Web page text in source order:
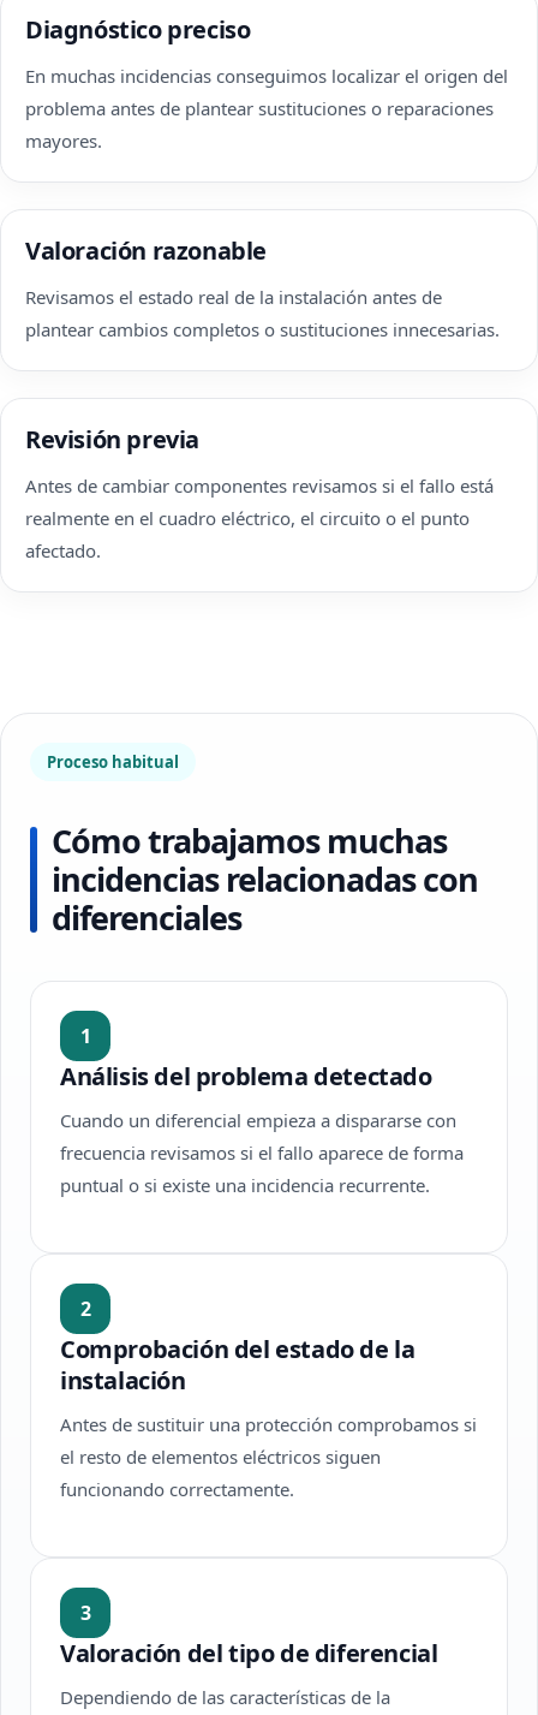
Diagnóstico preciso
En muchas incidencias conseguimos localizar el origen del
problema antes de plantear sustituciones o reparaciones
mayores.
Valoración razonable
Revisamos el estado real de la instalación antes de
plantear cambios completos o sustituciones innecesarias.
Revisión previa
Antes de cambiar componentes revisamos si el fallo está
realmente en el cuadro eléctrico, el circuito o el punto
afectado.
Proceso habitual
Cómo trabajamos muchas
incidencias relacionadas con
diferenciales
1
Análisis del problema detectado
Cuando un diferencial empieza a dispararse con
frecuencia revisamos si el fallo aparece de forma
puntual o si existe una incidencia recurrente.
2
Comprobación del estado de la
instalación
Antes de sustituir una protección comprobamos si
el resto de elementos eléctricos siguen
funcionando correctamente.
3
Valoración del tipo de diferencial
Dependiendo de las características de la